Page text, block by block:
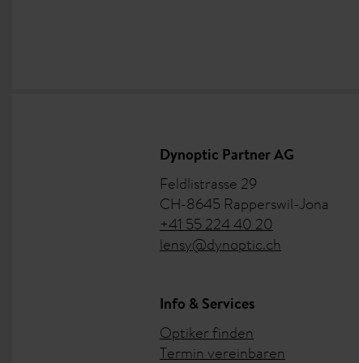
Dynoptic Partner AG
Feldlistrasse 29
CH-8645 Rapperswil-Jona
+41 55 224 40 20
lensy@dynoptic.ch
Info & Services
Optiker finden
Termin vereinbaren